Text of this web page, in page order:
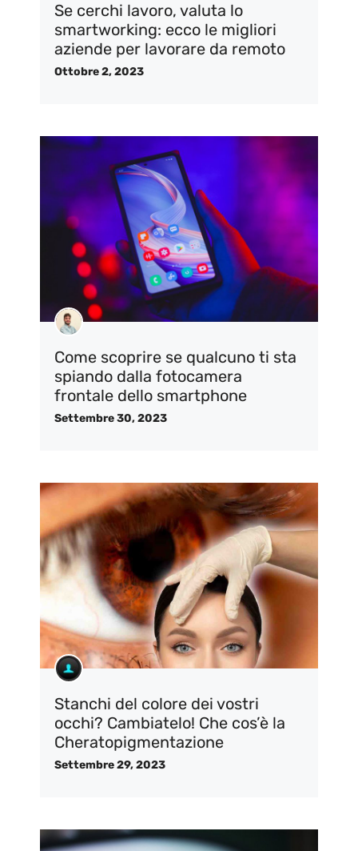
Se cerchi lavoro, valuta lo
smartworking: ecco le migliori
aziende per lavorare da remoto
Ottobre 2, 2023
Come scoprire se qualcuno ti sta
spiando dalla fotocamera
frontale dello smartphone
Settembre 30, 2023
Stanchi del colore dei vostri
occhi? Cambiatelo! Che cos’è la
Cheratopigmentazione
Settembre 29, 2023